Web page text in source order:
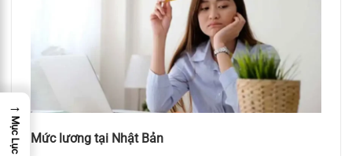
Mức lương tại Nhật Bản
→
Mục Lục